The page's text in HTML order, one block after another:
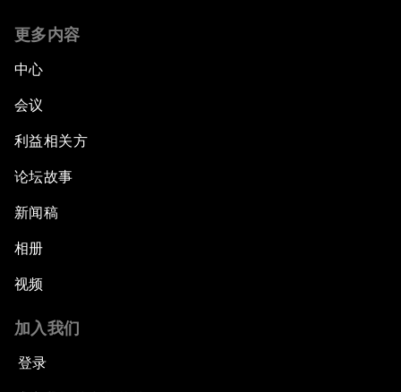
更多内容
中心
会议
利益相关方
论坛故事
新闻稿
相册
视频
加入我们
登录